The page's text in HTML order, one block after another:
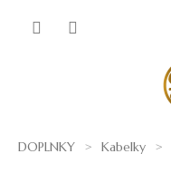
DOPLNKY Kabelky